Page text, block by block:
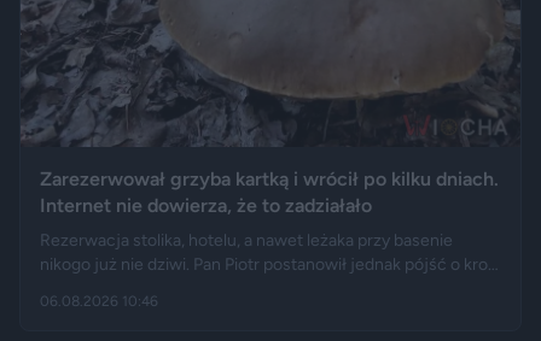
Zarezerwował grzyba kartką i wrócił po kilku dniach.
Internet nie dowierza, że to zadziałało
Rezerwacja stolika, hotelu, a nawet leżaka przy basenie
nikogo już nie dziwi. Pan Piotr postanowił jednak pójść o krok
„Fakt”, po kilku dniach wrócił w to samo miejsce i odkrył, że
06.08.2026 10:46